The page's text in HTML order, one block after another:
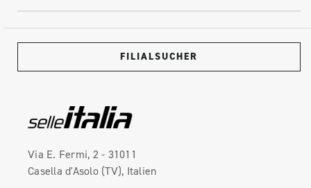
FILIALSUCHER
Via E. Fermi, 2 - 31011
Casella d'Asolo (TV), Italien